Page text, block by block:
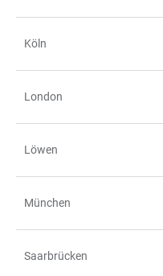
Köln
London
Löwen
München
Saarbrücken